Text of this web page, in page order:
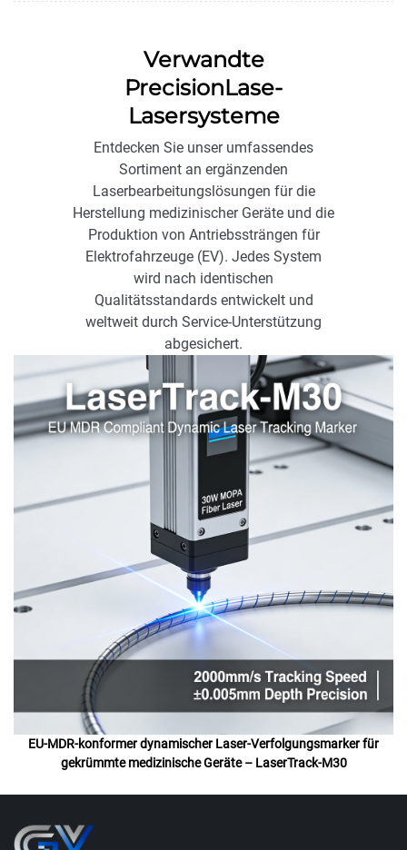
Verwandte
PrecisionLase-
Lasersysteme
Entdecken Sie unser umfassendes
Sortiment an ergänzenden
Laserbearbeitungslösungen für die
Herstellung medizinischer Geräte und die
Produktion von Antriebssträngen für
Elektrofahrzeuge (EV). Jedes System
wird nach identischen
Qualitätsstandards entwickelt und
weltweit durch Service-Unterstützung
abgesichert.
EU-MDR-konformer dynamischer Laser-Verfolgungsmarker für
gekrümmte medizinische Geräte – LaserTrack-M30